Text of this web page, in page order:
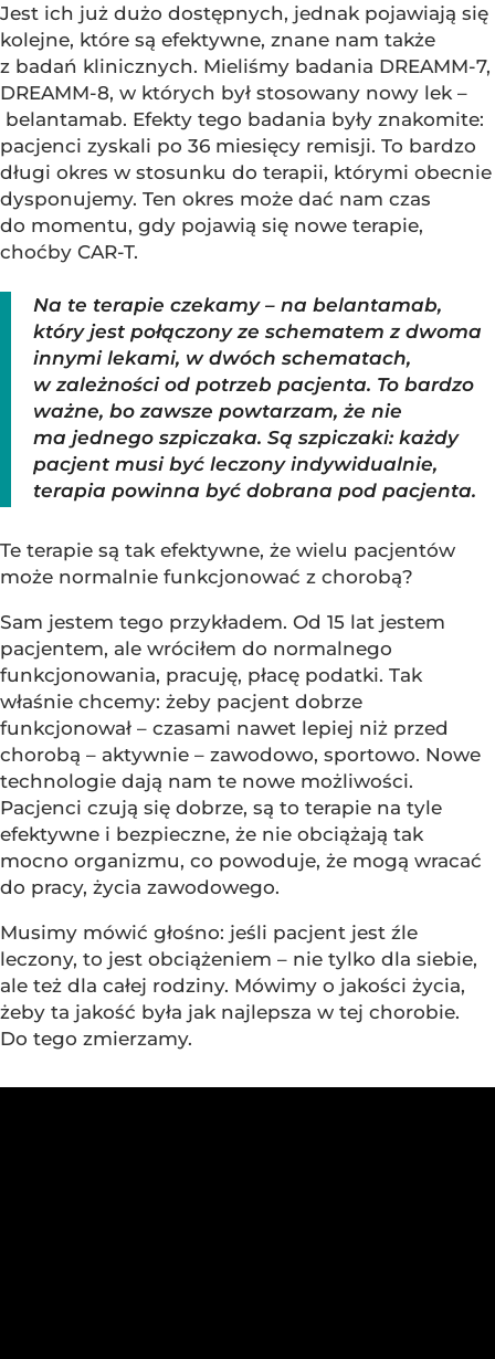
Jest ich już dużo dostępnych, jednak pojawiają się
kolejne, które są efektywne, znane nam także
z badań klinicznych. Mieliśmy badania DREAMM-7,
DREAMM-8, w których był stosowany nowy lek –
belantamab. Efekty tego badania były znakomite:
pacjenci zyskali po 36 miesięcy remisji. To bardzo
długi okres w stosunku do terapii, którymi obecnie
dysponujemy. Ten okres może dać nam czas
do momentu, gdy pojawią się nowe terapie,
choćby CAR-T.
Na te terapie czekamy – na belantamab,
który jest połączony ze schematem z dwoma
innymi lekami, w dwóch schematach,
w zależności od potrzeb pacjenta. To bardzo
ważne, bo zawsze powtarzam, że nie
ma jednego szpiczaka. Są szpiczaki: każdy
pacjent musi być leczony indywidualnie,
terapia powinna być dobrana pod pacjenta.
Te terapie są tak efektywne, że wielu pacjentów
może normalnie funkcjonować z chorobą?
Sam jestem tego przykładem. Od 15 lat jestem
pacjentem, ale wróciłem do normalnego
funkcjonowania, pracuję, płacę podatki. Tak
właśnie chcemy: żeby pacjent dobrze
funkcjonował – czasami nawet lepiej niż przed
chorobą – aktywnie – zawodowo, sportowo. Nowe
technologie dają nam te nowe możliwości.
Pacjenci czują się dobrze, są to terapie na tyle
efektywne i bezpieczne, że nie obciążają tak
mocno organizmu, co powoduje, że mogą wracać
do pracy, życia zawodowego.
Musimy mówić głośno: jeśli pacjent jest źle
leczony, to jest obciążeniem – nie tylko dla siebie,
ale też dla całej rodziny. Mówimy o jakości życia,
żeby ta jakość była jak najlepsza w tej chorobie.
Do tego zmierzamy.